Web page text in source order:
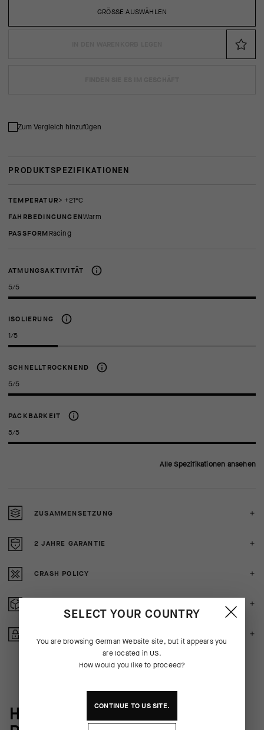
GRÖSSE AUSWÄHLEN
Zum Vergleich hinzufügen
PRODUKTSPEZIFIKATIONEN
TEMPERATUR
> +21°C
FAHRBEDINGUNGEN
Warm
PASSFORM racing
ATMUNGSAKTIVITÄT
5/5
ISOLIERUNG
1/5
SCHNELLTROCKNEND
5/5
PACKBARKEIT
5/5
Alle Spezifikationen ansehen
ZUSAMMENSETZUNG
2 JAHRE GARANTIE
CRASH POLICY
HINTER DEN
SELECT YOUR COUNTRY
You are browsing German Website site, but it appears you
are located in US.
How would you like to proceed?
CONTINUE TOUSSITE.